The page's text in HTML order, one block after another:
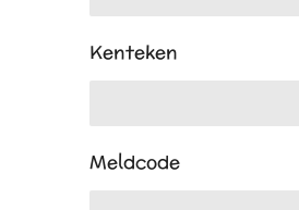
Kenteken
Meldcode